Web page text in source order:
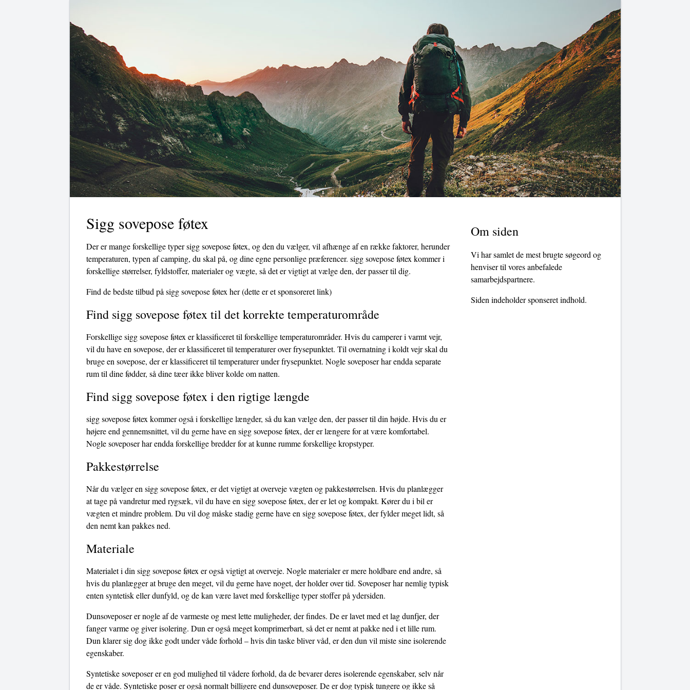
Sigg sovepose føtex
Der er mange forskellige typer sigg sovepose føtex, og den du vælger, vil afhænge af en række faktorer, herunder
temperaturen, typen af ​​camping, du skal på, og dine egne personlige præferencer. sigg sovepose føtex kommer i
forskellige størrelser, fyldstoffer, materialer og vægte, så det er vigtigt at vælge den, der passer til dig.
Find de bedste tilbud på sigg sovepose føtex her(dette er et sponsoreret link)
Find sigg sovepose føtex til det korrekte temperaturområde
Forskellige sigg sovepose føtex er klassificeret til forskellige temperaturområder. Hvis du camperer i varmt vejr,
vil du have en sovepose, der er klassificeret til temperaturer over frysepunktet. Til overnatning i koldt vejr skal du
bruge en sovepose, der er klassificeret til temperaturer under frysepunktet. Nogle soveposer har endda separate
rum til dine fødder, så dine tæer ikke bliver kolde om natten.
Find sigg sovepose føtex i den rigtige længde
sigg sovepose føtex kommer også i forskellige længder, så du kan vælge den, der passer til din højde. Hvis du er
højere end gennemsnittet, vil du gerne have en sigg sovepose føtex, der er længere for at være komfortabel.
Nogle soveposer har endda forskellige bredder for at kunne rumme forskellige kropstyper.
Pakkestørrelse
Når du vælger en sigg sovepose føtex, er det vigtigt at overveje vægten og pakkestørrelsen. Hvis du planlægger
at tage på vandretur med rygsæk, vil du have en sigg sovepose føtex, der er let og kompakt. Kører du i bil er
vægten et mindre problem. Du vil dog måske stadig gerne have en sigg sovepose føtex, der fylder meget lidt, så
den nemt kan pakkes ned.
Materiale
Materialet i din sigg sovepose føtex er også vigtigt at overveje. Nogle materialer er mere holdbare end andre, så
hvis du planlægger at bruge den meget, vil du gerne have noget, der holder over tid. Soveposer har nemlig typisk
enten syntetisk eller dunfyld, og de kan være lavet med forskellige typer stoffer på ydersiden.
Dunsoveposer er nogle af de varmeste og mest lette muligheder, der findes. De er lavet med et lag dunfjer, der
fanger varme og giver isolering. Dun er også meget komprimerbart, så det er nemt at pakke ned i et lille rum.
Dun klarer sig dog ikke godt under våde forhold – hvis din taske bliver våd, er den dun vil miste sine isolerende
egenskaber.
Syntetiske soveposer er en god mulighed til vådere forhold, da de bevarer deres isolerende egenskaber, selv når
de er våde. Syntetiske poser er også normalt billigere end dunsoveposer. De er dog typisk tungere og ikke så
Om siden
Vi har samlet de mest brugte søgeord og
henviser til vores anbefalede
samarbejdspartnere.
Siden indeholder sponseret indhold.